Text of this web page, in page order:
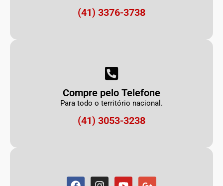
(41) 3376-3738
Compre pelo Telefone
Para todo o território nacional.
(41) 3053-3238